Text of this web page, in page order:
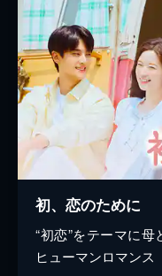
初、恋のために
“初恋”をテーマに
ヒューマンロマンス